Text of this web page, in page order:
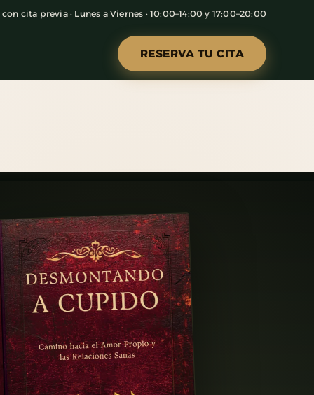
cita previa · Lunes a Viernes · 10:00–14:00 y 17:00–20:00
RESERVA TU CITA